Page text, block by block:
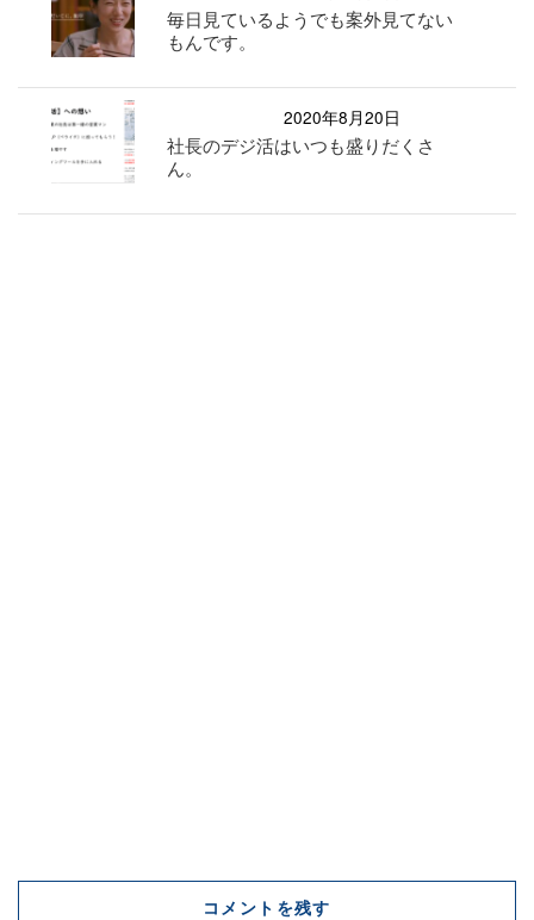
毎日見ているようでも案外見てない
もんです。
2020年8月20日
社長のデジ活はいつも盛りだくさ
ん。
コメントを残す